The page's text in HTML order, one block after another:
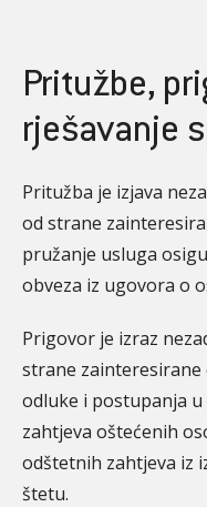
Pritužbe,
rješavanje
Pritužba je izjava
od strane
pružanje usluga
obveza iz ugovora o
Prigovor je izraz
strane zainteresirane
odluke i postupanja
zahtjeva oštećenih
odštetnih zahtjeva iz
štetu.